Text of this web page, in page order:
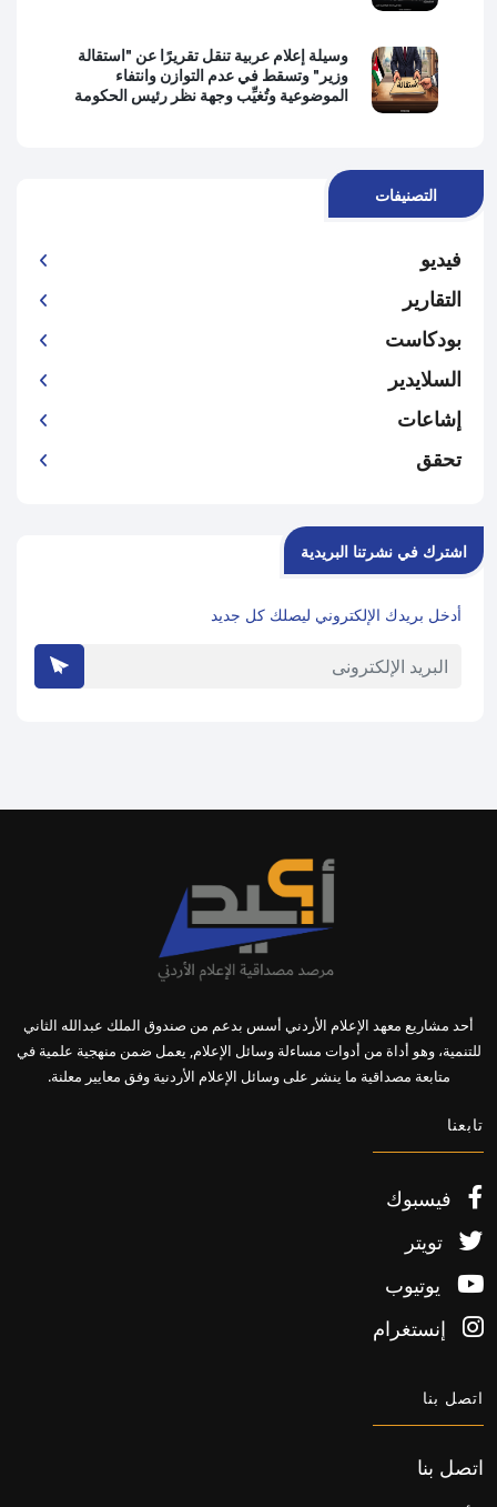
وسيلة إعلام عربية تنقل تقريرًا عن "استقالة
وزير" وتسقط في عدم التوازن وانتفاء
الموضوعية وتُغيِّب وجهة نظر رئيس الحكومة
التصنيفات
فيديو
التقارير
بودكاست
السلايدير
إشاعات
تحقق
اشترك في نشرتنا البريدية
أدخل بريدك الإلكتروني ليصلك كل جديد
أحد مشاريع معهد الإعلام الأردني أسس بدعم من صندوق الملك عبدالله الثاني
للتنمية، وهو أداة من أدوات مساءلة وسائل الإعلام, يعمل ضمن منهجية علمية في
متابعة مصداقية ما ينشر على وسائل الإعلام الأردنية وفق معايير معلنة.
تابعنا
فيسبوك
تويتر
يوتيوب
إنستغرام
اتصل بنا
اتصل بنا